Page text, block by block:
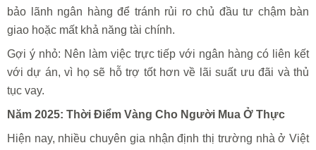
bảo lãnh ngân hàng để tránh rủi ro chủ đầu tư chậm bàn
giao hoặc mất khả năng tài chính.
Gợi ý nhỏ: Nên làm việc trực tiếp với ngân hàng có liên kết
với dự án, vì họ sẽ hỗ trợ tốt hơn về lãi suất ưu đãi và thủ
tục vay.
Năm 2025: Thời Điểm Vàng Cho Người Mua Ở Thực
Hiện nay, nhiều chuyên gia nhận định thị trường nhà ở Việt